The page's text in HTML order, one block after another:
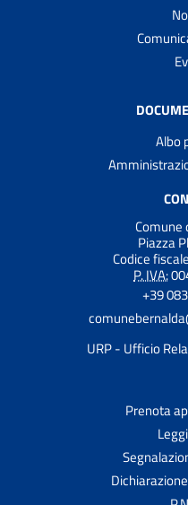
Albo
Comune
Piazza
Codice
P. IVA:
+39
URP - Ufficio
Prenota